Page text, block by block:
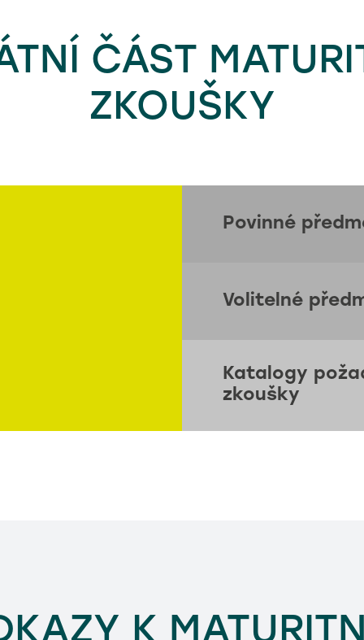
ČÁST
ZKOUŠKY
Povinné
Volitelné
Katalogy
zkoušky